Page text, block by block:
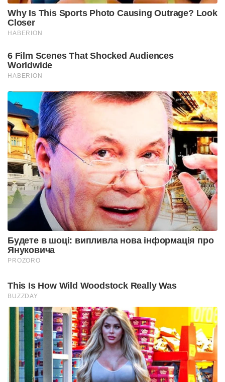
Why Is This Sports Photo Causing Outrage? Look
Closer
HABERION
6 Film Scenes That Shocked Audiences
Worldwide
HABERION
Будете в шоці: випливла нова інформація про
Януковича
PROZORO
This Is How Wild Woodstock Really Was
BUZZDAY